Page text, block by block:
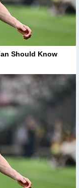
Should Know